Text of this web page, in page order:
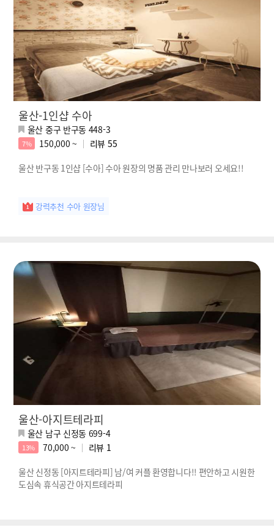
울산-1인샵 수아
울산 중구 반구동 448-3
7% 150,000 ~ 리뷰 55
울산 반구동 1인샵 [수아] 수아 원장의 명품 관리 만나보러 오세요!!
강력추천 수아 원장님
울산-아지트테라피
울산 남구 신정동 699-4
13% 70,000 ~ 리뷰 1
울산 신정동 [아지트테라피] 남/여 커플 환영합니다!! 편안하고 시원한
도심속 휴식공간 아지트테라피